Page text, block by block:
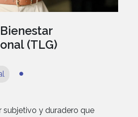
(TLG)
subjetivo y duradero que